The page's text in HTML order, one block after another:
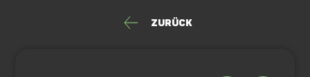
Zurück